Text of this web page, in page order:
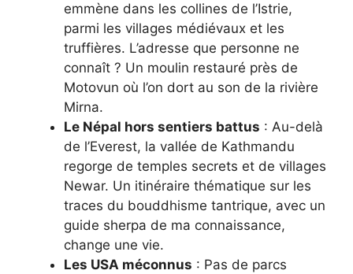
emmène dans les collines de l’Istrie,
parmi les villages médiévaux et les
truffières. L’adresse que personne ne
connaît ? Un moulin restauré près de
Motovun où l’on dort au son de la rivière
Mirna.
Le Népal hors sentiers battus : Au-delà
de l’Everest, la vallée de Kathmandu
regorge de temples secrets et de villages
Newar. Un itinéraire thématique sur les
traces du bouddhisme tantrique, avec un
guide sherpa de ma connaissance,
change une vie.
Les USA méconnus : Pas de parcs